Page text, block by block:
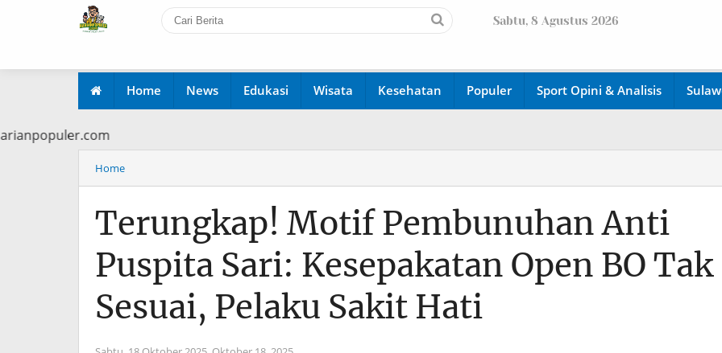
Sabtu, 8 Agustus 2026
Home News Edukasi Wisata Kesehatan Populer Sport Opini & Analisis
Home
Terungkap! Motif Pembunuhan Anti
Puspita Sari: Kesepakatan Open BO Tak
Sesuai, Pelaku Sakit Hati